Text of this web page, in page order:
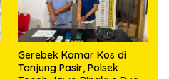
Gerebek Kamar Kos di
Tanjung Pasir, Polsek